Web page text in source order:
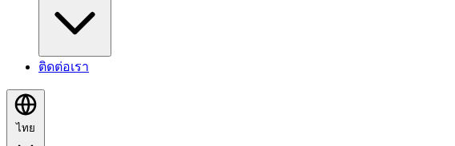
ติดต่อเรา
ไทย